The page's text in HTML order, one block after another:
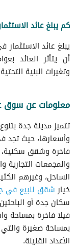
كم يبلغ عائد
أن يتأثر العائد
وتغيرات البنية
معلومات عن سوق
تتميز مدينة جدة
وأسعارها، حيث تجد
فاخرة وشقق سكنية،
والمجمعات التجارية
الساحل، وغيرهم
خيارشقق للبيع في
سكان جدة أو
فيلا فاخرة بمساحة
بمساحة صغيرة
الأعداد القليلة.